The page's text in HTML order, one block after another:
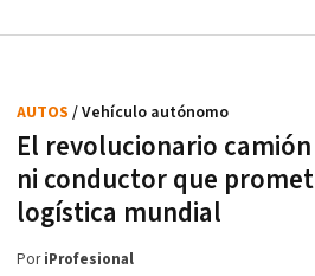
El revolucionario
ni conductor que
logística mundial
AUTOS / Vehículo autónomo
PoriProfesional